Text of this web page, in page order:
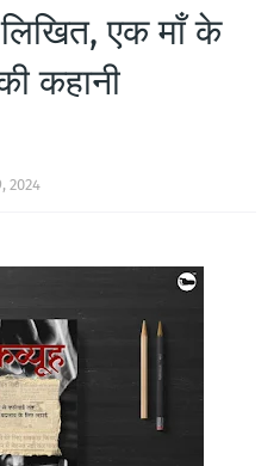
लिखित, एक माँ के
कहानी
2024